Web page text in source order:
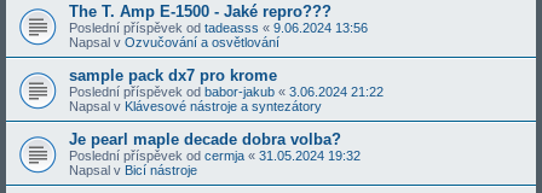
The T. Amp E-1500 - Jaké repro???
Poslední příspěvek od tadeasss « 9.06.2024 13:56
Napsal v Ozvučování a osvětlování
sample pack dx7 pro krome
Poslední příspěvek od babor-jakub « 3.06.2024 21:22
Napsal v Klávesové nástroje a syntezátory
Je pearl maple decade dobra volba?
Poslední příspěvek od cermja « 31.05.2024 19:32
Napsal v Bicí nástroje